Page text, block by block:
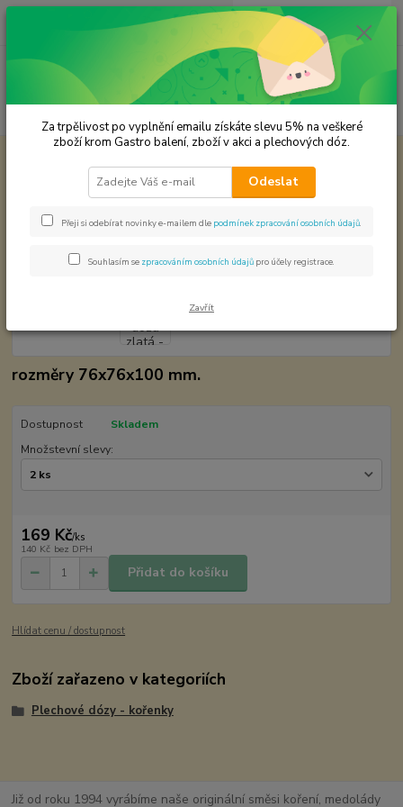
Menu
Hledat
ks
za 0,00 Kč
Plechová dóza zlatá -
0,902029,32
rozměry 76x76x100 mm.
Dostupnost
Skladem
Množstevní slevy:
169 Kč/ks
140 Kč bez DPH
Přidat do košíku
Hlídat cenu / dostupnost
Zboží zařazeno v kategoriích
Plechové dózy - kořenky
Již od roku 1994 vyrábíme naše originální směsi koření, medolády
Za trpělivost po vyplnění emailu získáte slevu 5% na veškeré
zboží krom Gastro balení, zboží v akci a plechových dóz.
Odeslat
Přeji si odebírat novinky e-mailem dle podmínek zpracování osobních údajů
Souhlasím se zpracováním osobních údajů pro účely registrace.
Zavřít